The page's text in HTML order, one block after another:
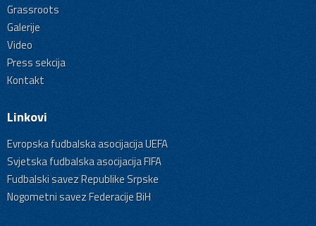
Grassroots
Galerije
Video
Press sekcija
Kontakt
Linkovi
Evropska fudbalska asocijacija UEFA
Svjetska fudbalska asocijacija FIFA
Fudbalski savez Republike Srpske
Nogometni savez Federacije BiH